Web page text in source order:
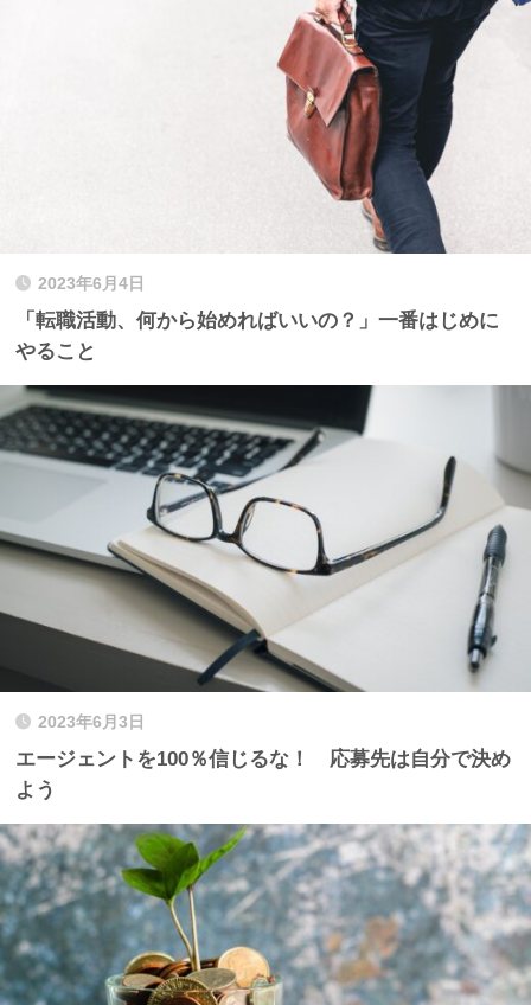
2023年6月4日
「転職活動、何から始めればいいの？」一番はじめに
やること
2023年6月3日
エージェントを100％信じるな！ 応募先は自分で決め
よう